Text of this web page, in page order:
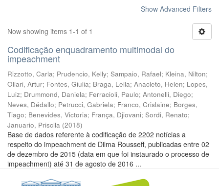
Show Advanced Filters
Now showing items 1-1 of 1
Codificação enquadramento multimodal do
impeachment
Rizzotto, Carla; Prudencio, Kelly; Sampaio, Rafael; Kleina, Nilton;
Oliari, Artur; Fontes, Giulia; Braga, Leila; Anacleto, Helen; Lopes,
Luiz; Drummond, Daniela; Ferracioli, Paulo; Antonelli, Diego;
Neves, Dédallo; Petrucci, Gabriela; Franco, Crislaine; Borges,
Tiago; Benevides, Victoria; França, Djiovani; Sordi, Renato;
Januario, Priscila (2018)
Base de dados referente à codificação de 2202 notícias a
respeito do impeachment de Dilma Rousseff, publicadas entre 02
de dezembro de 2015 (data em que foi instaurado o processo de
impeachment) até 31 de agosto de 2016 ...